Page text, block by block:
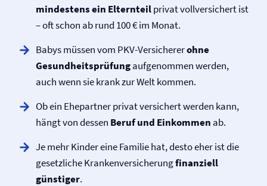
mindestens ein Elternteilprivat vollversichert ist
– oft schon ab rund 100 € im Monat.
Babys müssen vom PKV-Versichererohne
Gesundheitsprüfungaufgenommen werden,
auch wenn sie krank zur Welt kommen.
Ob ein Ehepartner privat versichert werden kann,
hängt von dessen Beruf und Einkommen ab.
Je mehr Kinder eine Familie hat, desto eher ist die
gesetzliche Kranken­versicherungfinanziell
günstiger.